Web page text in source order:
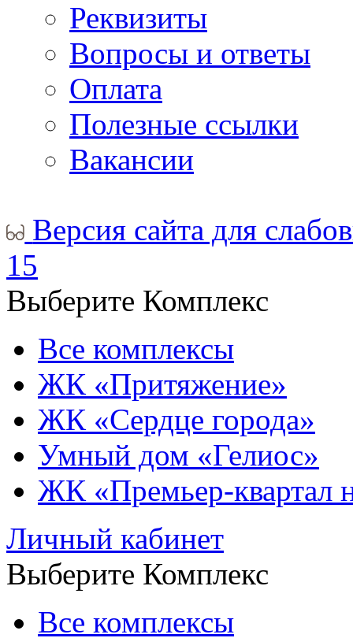
Реквизиты
Вопросы и ответы
Оплата
Полезные ссылки
Вакансии
Версия сайта для
15
Выберите Комплекс
Все комплексы
ЖК «Притяжение»
ЖК «Сердце города»
Умный дом «Гелиос»
ЖК «Премьер-квартал
Личный кабинет
Выберите Комплекс
Все комплексы